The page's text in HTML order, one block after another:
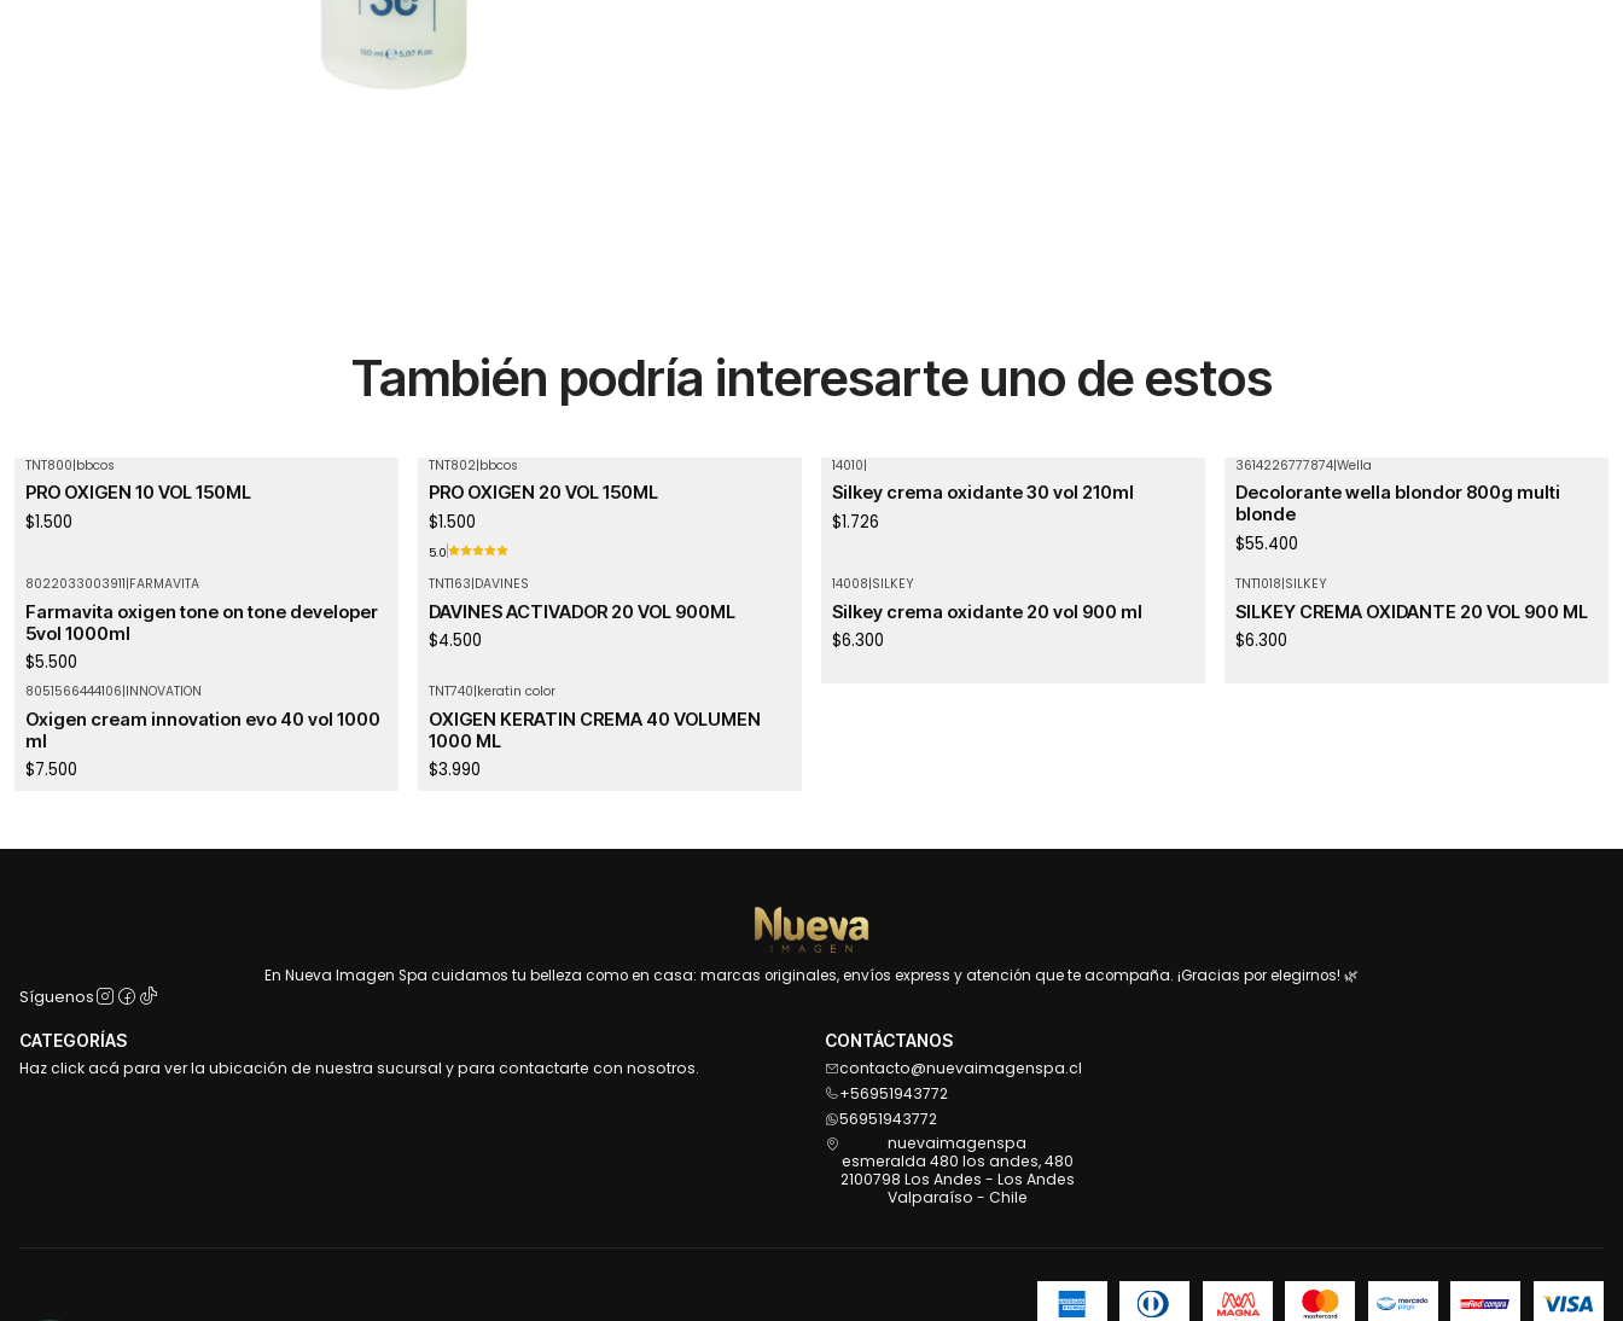
También podría interesarte uno de estos
TNT800|bbcos
PRO OXIGEN 10 VOL 150ML
$1.500
TNT802|bbcos
PRO OXIGEN 20 VOL 150ML
$1.500
5.0
14010|
Silkey crema oxidante 30 vol 210ml
$1.726
3614226777874|Wella
Decolorante wella blondor 800g multi
blonde
$55.400
8022033003911|FARMAVITA
Farmavita oxigen tone on tone developer
5vol 1000ml
$5.500
TNT163|DAVINES
DAVINES ACTIVADOR 20 VOL 900ML
$4.500
14008|SILKEY
Silkey crema oxidante 20 vol 900 ml
$6.300
TNT1018|SILKEY
SILKEY CREMA OXIDANTE 20 VOL 900 ML
$6.300
8051566444106|INNOVATION
Oxigen cream innovation evo 40 vol 1000
ml
$7.500
TNT740|keratin color
OXIGEN KERATIN CREMA 40 VOLUMEN
1000 ML
$3.990
En Nueva Imagen Spa cuidamos tu belleza como en casa: marcas originales, envíos express y atención que te acompaña. ¡Gracias por elegirnos! 🌿
Síguenos
CATEGORÍAS
Haz click acá para ver la ubicación de nuestra sucursal y para contactarte con nosotros.
CONTÁCTANOS
contacto@nuevaimagenspa.cl
+56951943772
56951943772
nuevaimagenspa
esmeralda 480 los andes, 480
2100798 Los Andes - Los Andes
Valparaíso - Chile